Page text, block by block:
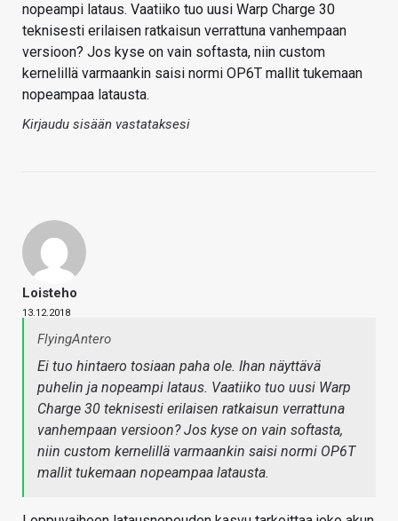
nopeampi lataus. Vaatiiko tuo uusi Warp Charge 30
teknisesti erilaisen ratkaisun verrattuna vanhempaan
versioon? Jos kyse on vain softasta, niin custom
kernelillä varmaankin saisi normi OP6T mallit tukemaan
nopeampaa latausta.
Kirjaudu sisään vastataksesi
Loisteho
13.12.2018
FlyingAntero
Ei tuo hintaero tosiaan paha ole. Ihan näyttävä
puhelin ja nopeampi lataus. Vaatiiko tuo uusi Warp
Charge 30 teknisesti erilaisen ratkaisun verrattuna
vanhempaan versioon? Jos kyse on vain softasta,
niin custom kernelillä varmaankin saisi normi OP6T
mallit tukemaan nopeampaa latausta.